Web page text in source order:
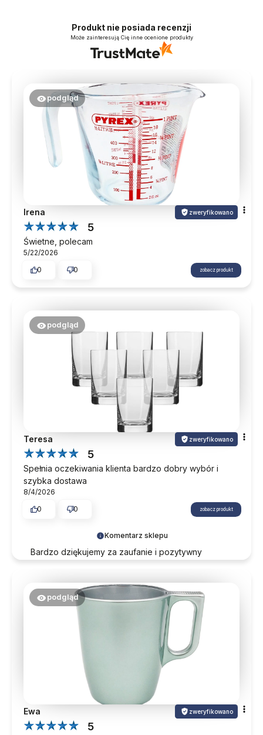
Produkt nie posiada recenzji
Może zainteresują Cię inne ocenione produkty
podgląd
Irena zweryfikowano
5
Świetne, polecam
5/22/2026
0
0 zobacz produkt
Komentarz sklepu
Bardzo dziękujemy za zaufanie i pozytywny
podgląd
Teresa zweryfikowano
5
Spełnia oczekiwania klienta bardzo dobry wybór i
szybka dostawa
8/4/2026
0
0 zobacz produkt
podgląd
Ewa zweryfikowano
5